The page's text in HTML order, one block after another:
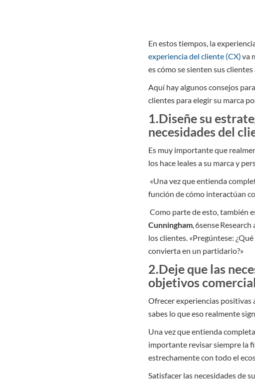
En estos tiempos, la
experiencia del cliente (CX)va
es cómo se sienten sus clientes
Aquí hay algunos consejos
clientes para elegir su marca
1.Diseñe su
necesidades del
Es muy importante que
los hace leales a su marca y
«Una vez que entienda
función de cómo interactúan
Como parte de esto, también
Cunningham, 6sense
los clientes. «Pregúntese:
convierta en un partidario?»
2.Deje que las
objetivos
Ofrecer experiencias positivas
sabes lo que eso realmente
Una vez que entienda
importante revisar siempre la
estrechamente con todo el
Satisfacer las necesidades de